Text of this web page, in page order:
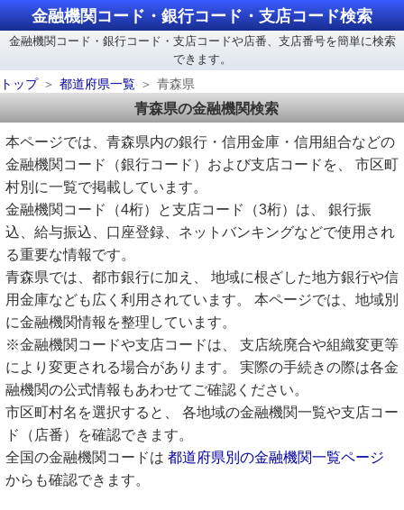
金融機関コード・銀行コード・支店コード検索
金融機関コード・銀行コード・支店コードや店番、支店番号を簡単に検索
できます。
トップ
都道府県一覧 青森県
青森県の金融機関検索
本ページでは、青森県内の銀行・信用金庫・信用組合などの
金融機関コード（銀行コード）および支店コードを、 市区町
村別に一覧で掲載しています。
金融機関コード（4桁）と支店コード（3桁）は、 銀行振
込、給与振込、口座登録、ネットバンキングなどで使用され
る重要な情報です。
青森県では、都市銀行に加え、 地域に根ざした地方銀行や信
用金庫なども広く利用されています。 本ページでは、地域別
に金融機関情報を整理しています。
※金融機関コードや支店コードは、 支店統廃合や組織変更等
により変更される場合があります。 実際の手続きの際は各金
融機関の公式情報もあわせてご確認ください。
市区町村名を選択すると、 各地域の金融機関一覧や支店コー
ド（店番）を確認できます。
全国の金融機関コードは 都道府県別の金融機関一覧ページ
からも確認できます。